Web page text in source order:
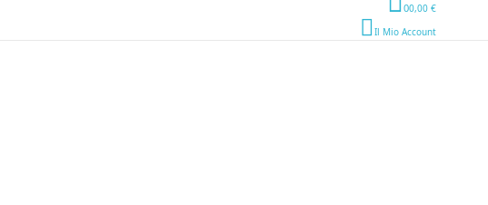
00,00 €
Il Mio Account